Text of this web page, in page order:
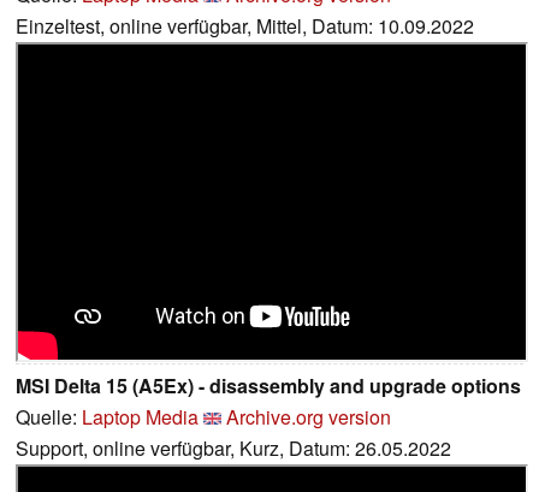
Einzeltest, online verfügbar, Mittel, Datum: 10.09.2022
MSI Delta 15 (A5Ex) - disassembly and upgrade options
Quelle: Laptop Media
Archive.org version
Support, online verfügbar, Kurz, Datum: 26.05.2022